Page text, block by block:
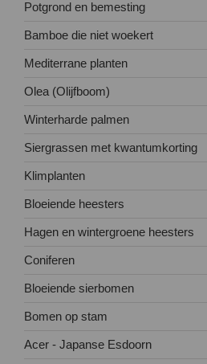
Potgrond en bemesting
Bamboe die niet woekert
Mediterrane planten
Olea (Olijfboom)
Winterharde palmen
Siergrassen met kwantumkorting
Klimplanten
Bloeiende heesters
Hagen en wintergroene heesters
Coniferen
Bloeiende sierbomen
Bomen op stam
Acer - Japanse Esdoorn